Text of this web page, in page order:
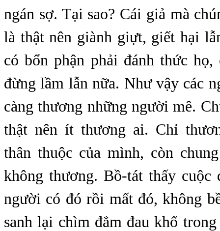
ngán sợ. Tại sao? Cái giả mà
là thật nên giành giựt, giết hại
có bổn phận phải đánh thức
đừng lầm lẫn nữa. Như vậy các
càng thương những người mê.
thật nên ít thương ai. Chỉ
thân thuộc của mình, còn
không thương. Bồ-tát thấy cuộc
người có đó rồi mất đó, không
sanh lại chìm đắm đau khổ